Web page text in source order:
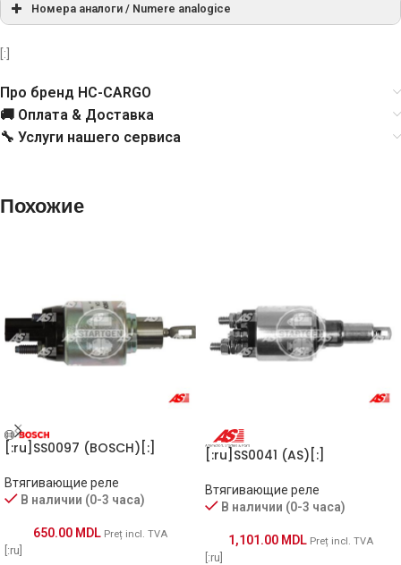
Номера аналоги / Numere analogice
Delco
Ghibaudi
[:]
Про бренд HC-CARGO
🚚 Оплата & Доставка
🔧 Услуги нашего сервиса
Похожие
[:ru]SS0097 (BOSCH)[:]
Втягивающие реле
В наличии (0-3 часа)
650.00 MDL Preț incl. TVA
[:ru]
[:ru]SS0041 (AS)[:]
Втягивающие реле
В наличии (0-3 часа)
1,101.00 MDL Preț incl. TVA
[:ru]